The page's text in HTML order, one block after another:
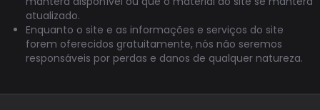
atualizado.
Enquanto o site e as informações e serviços do site
forem oferecidos gratuitamente, nós não seremos
responsáveis por perdas e danos de qualquer natureza.